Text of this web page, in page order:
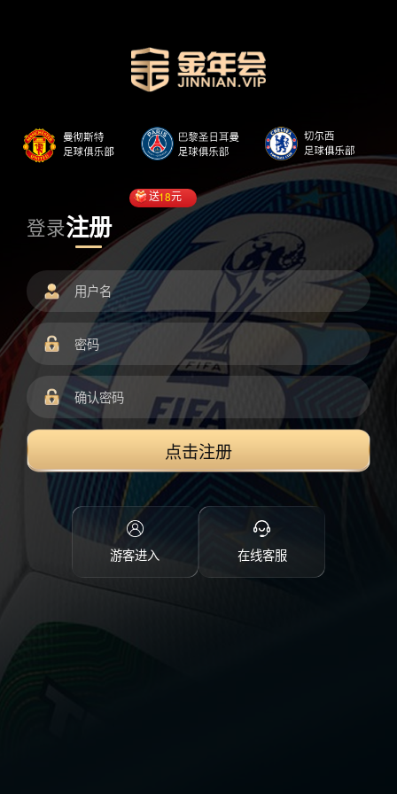
登录注册
送18元
点击注册
游客进入 在线客服